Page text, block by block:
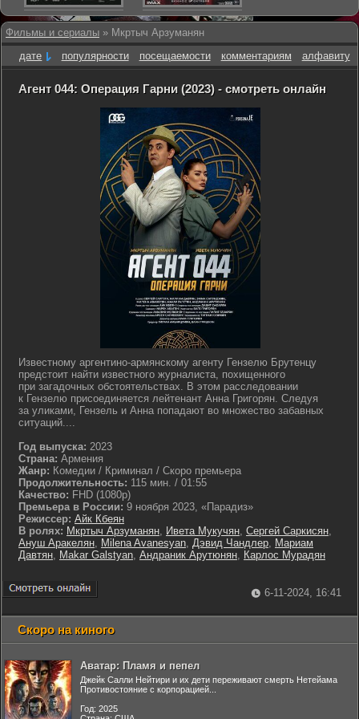
Фильмы и сериалы » Мкртыч Арзуманян
дате
популярности посещаемости комментариям алфавиту
Агент 044: Операция Гарни (2023) - смотреть онлайн
Известному аргентино-армянскому агенту Гензелю Брутенцу
предстоит найти известного журналиста, похищенного
при загадочных обстоятельствах. В этом расследовании
к Гензелю присоединяется лейтенант Анна Григорян. Следуя
за уликами, Гензель и Анна попадают во множество забавных
ситуаций....
Год выпуска: 2023
Страна: Армения
Жанр: Комедии / Криминал / Скоро премьера
Продолжительность: 115 мин. / 01:55
Качество: FHD (1080p)
Премьера в России: 9 ноября 2023, «Парадиз»
Режиссер: Айк Кбеян
В ролях: Мкртыч Арзуманян, Ивета Мукучян, Сергей Саркисян,
Ануш Аракелян, Milena Avanesyan, Дэвид Чандлер, Мариам
Давтян, Makar Galstyan, Андраник Арутюнян, Карлос Мурадян
6-11-2024, 16:41
Скоро на киного
Аватар: Пламя и пепел
Джейк Салли Нейтири и их дети переживают смерть Нетейама
Противостояние с корпорацией...
Год: 2025